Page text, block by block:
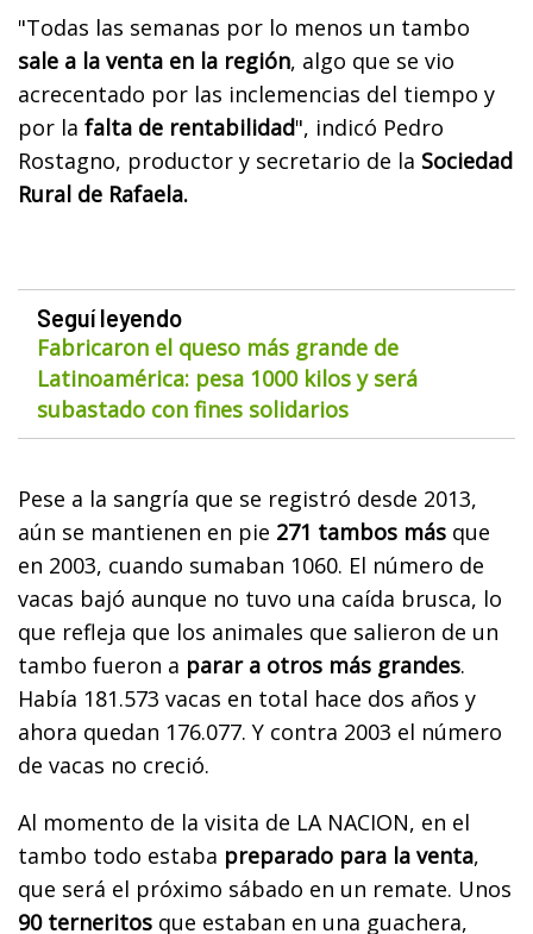
"Todas las semanas por lo menos un tambo
sale a la venta en la región, algo que se vio
acrecentado por las inclemencias del tiempo y
por la falta de rentabilidad", indicó Pedro
Rostagno, productor y secretario de la Sociedad
Rural de Rafaela.
Seguí leyendo
Fabricaron el queso más grande de
Latinoamérica: pesa 1000 kilos y será
subastado con fines solidarios
Pese a la sangría que se registró desde 2013,
aún se mantienen en pie 271 tambos más que
en 2003, cuando sumaban 1060. El número de
vacas bajó aunque no tuvo una caída brusca, lo
que refleja que los animales que salieron de un
tambo fueron a parar a otros más grandes.
Había 181.573 vacas en total hace dos años y
ahora quedan 176.077. Y contra 2003 el número
de vacas no creció.
Al momento de la visita de LA NACION, en el
tambo todo estaba preparado para la venta,
que será el próximo sábado en un remate. Unos
90 terneritos que estaban en una guachera,